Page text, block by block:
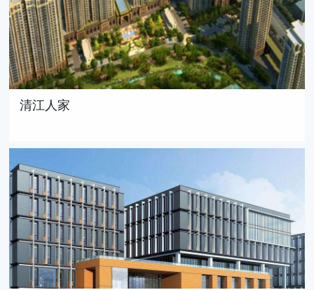
清江人家